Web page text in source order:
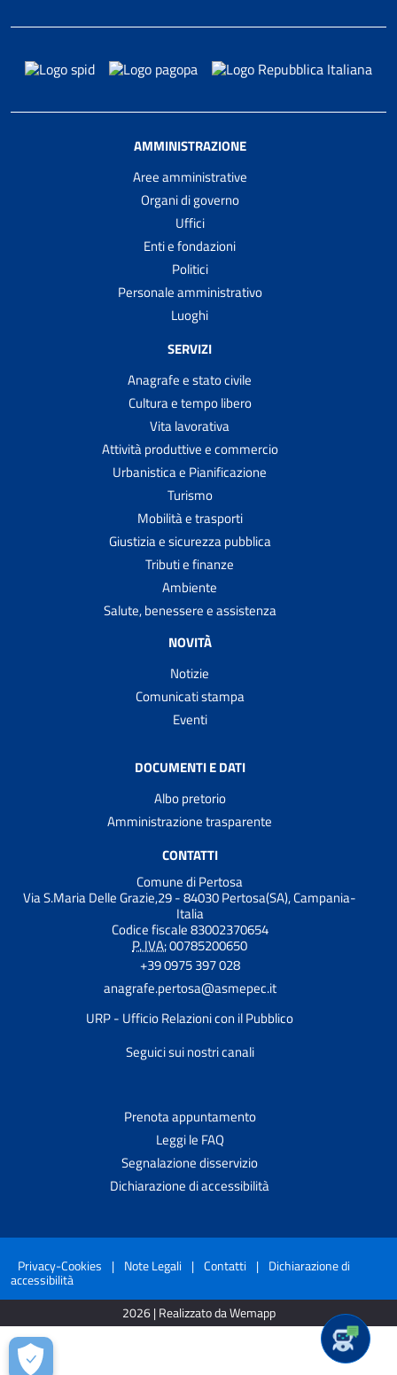
AMMINISTRAZIONE
Aree amministrative
Organi di governo
Uffici
Enti e fondazioni
Politici
Personale amministrativo
Luoghi
SERVIZI
Anagrafe e stato civile
Cultura e tempo libero
Vita lavorativa
Attività produttive e commercio
Urbanistica e Pianificazione
Turismo
Mobilità e trasporti
Giustizia e sicurezza pubblica
Tributi e finanze
Ambiente
Salute, benessere e assistenza
NOVITÀ
Notizie
Comunicati stampa
Eventi
DOCUMENTI E DATI
Albo pretorio
Amministrazione trasparente
CONTATTI
Comune di Pertosa
Via S.Maria Delle Grazie,29 - 84030 Pertosa(SA), Campania-
Italia
Codice fiscale 83002370654
P. IVA:00785200650
+39 0975 397 028
anagrafe.pertosa@asmepec.it
URP - Ufficio Relazioni con il Pubblico
Seguici sui nostri canali
Prenota appuntamento
Leggi le FAQ
Segnalazione disservizio
Dichiarazione di accessibilità
Privacy-Cookies | Note Legali | Contatti | Dichiarazione di
accessibilità
2026 | Realizzato da Wemapp